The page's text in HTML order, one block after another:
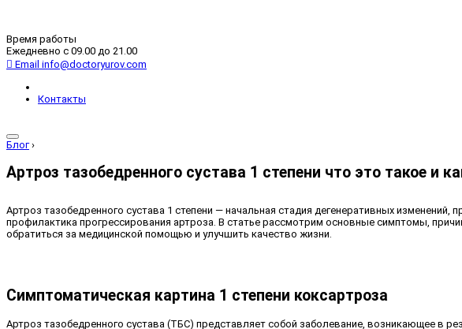
Время работы
Ежедневно с 09.00 до 21.00
Email info@doctoryurov.com
Контакты
Блог ›
Артроз тазобедренного сустава 1 степени что это такое и
Артроз тазобедренного сустава 1 степени — начальная стадия дегенеративных
профилактика прогрессирования артроза. В статье рассмотрим основные симптомы,
обратиться за медицинской помощью и улучшить качество жизни.
Симптоматическая картина 1 степени коксартроза
Артроз тазобедренного сустава (ТБС) представляет собой заболевание, возникающее в